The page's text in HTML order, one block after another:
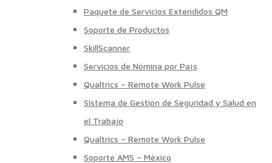
Paquete de Servicios Extendidos QM
Soporte de Productos
SkillScanner
Servicios de Nómina por País
Qualtrics – Remote Work Pulse
Sistema de Gestión de Seguridad y Salud en
el Trabajo
Qualtrics – Remote Work Pulse
Soporte AMS – México